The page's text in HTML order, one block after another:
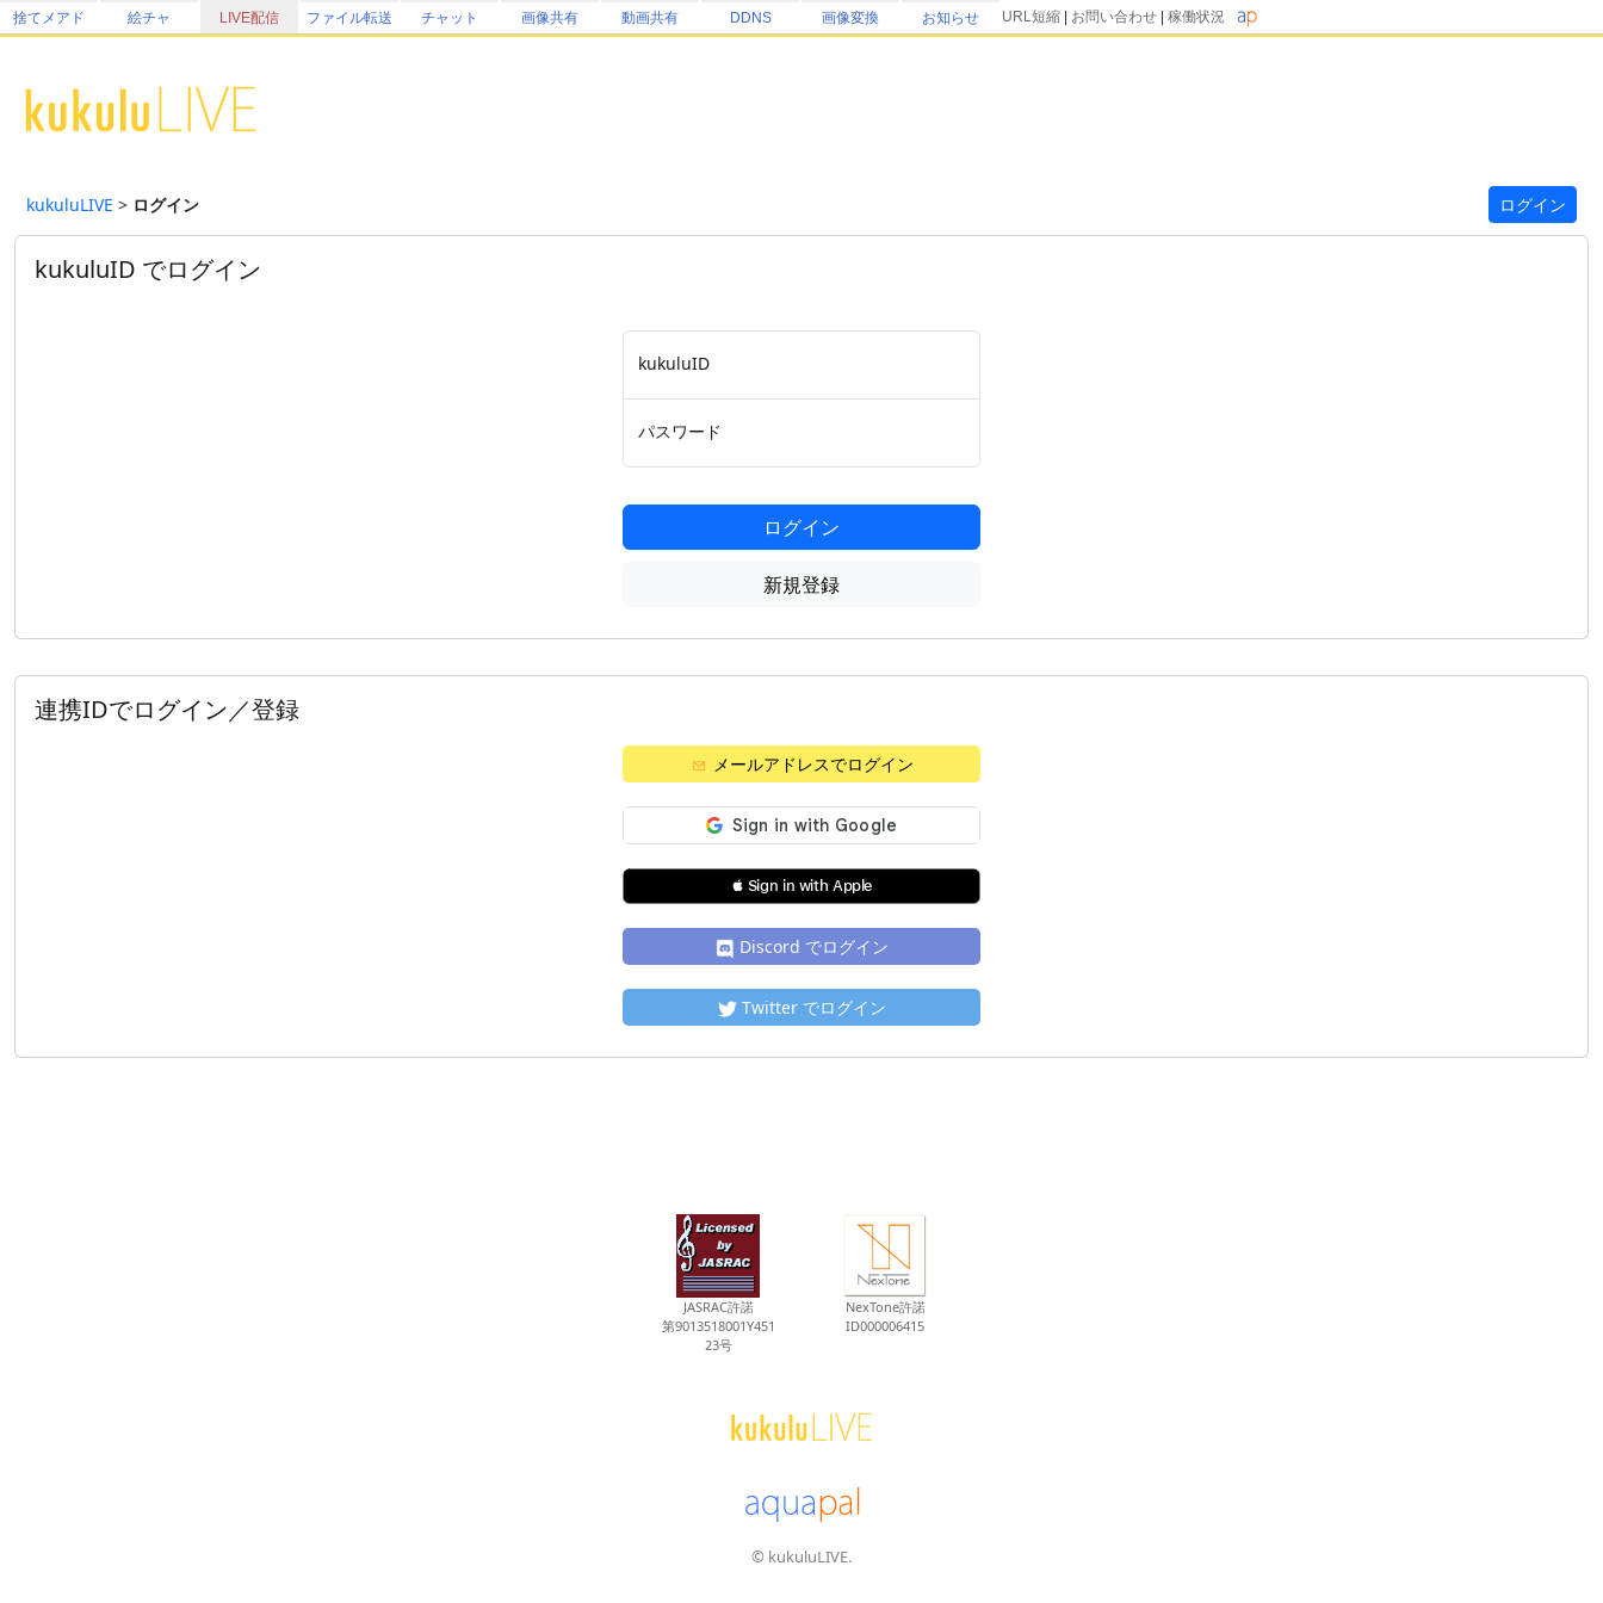
捨てメアド 絵チャ LIVE配信 ファイル転送 チャット 画像共有 動画共有 DDNS 画像変換 お知らせ URL短縮 お問い合わせ 稼働状況
kukuluLIVE > ログイン ログイン
kukuluID でログイン
kukuluID
パスワード
ログイン
新規登録
連携IDでログイン／登録
メールアドレスでログイン
 Sign in with Apple
Discord でログイン
Twitter でログイン
JASRAC許諾
第9013518001Y451
23号
NexTone許諾
ID000006415
© kukuluLIVE.